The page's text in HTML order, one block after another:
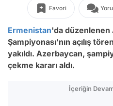
Favori
Ermenistan'da düzenlenen
Şampiyonası'nın açılış
yakıldı. Azerbaycan,
çekme kararı aldı.
İçeriğin